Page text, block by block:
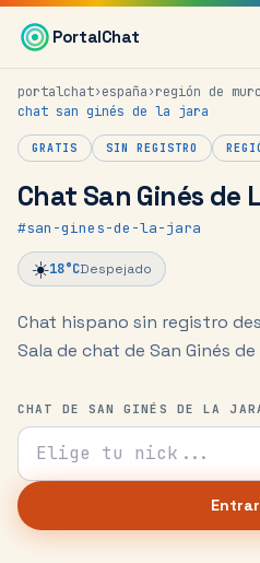
Saltar al contenido principal
PortalChat
portalchat›españa›región de
chat san ginés de la jara
GRATIS SIN REGISTRO
Chat San Ginés de
#san-gines-de-la-jara
☀️18°CDespejado
Chat hispano sin registro
Sala de chat de San Ginés
CHAT DE SAN GINÉS DE LA
Tu nick para el chat